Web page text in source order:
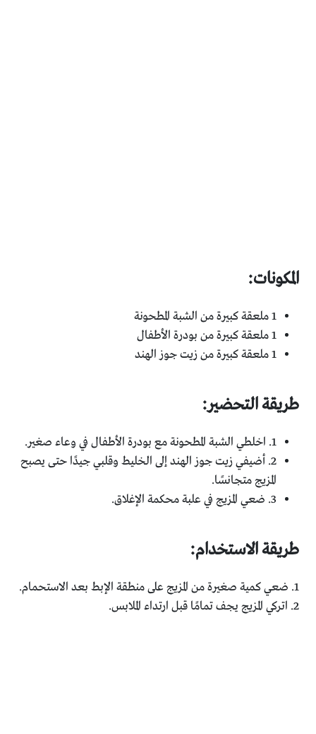
المكونات:
1 ملعقة كبيرة من الشبة المطحونة
1 ملعقة كبيرة من بودرة الأطفال
1 ملعقة كبيرة من زيت جوز الهند
طريقة التحضير:
1. اخلطي الشبة المطحونة مع بودرة الأطفال في وعاء صغير.
2. أضيفي زيت جوز الهند إلى الخليط وقلبي جيدًا حتى يصبح
المزيج متجانسًا.
3. ضعي المزيج في علبة محكمة الإغلاق.
طريقة الاستخدام:
1. ضعي كمية صغيرة من المزيج على منطقة الإبط بعد الاستحمام.
2. اتركي المزيج يجف تمامًا قبل ارتداء الملابس.